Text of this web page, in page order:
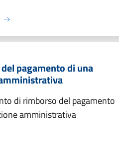
pagamento di una
di rimborso del pagamento
amministrativa